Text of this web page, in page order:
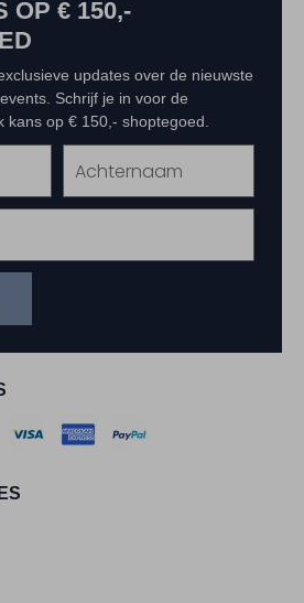
OP € 150,-
updates over de nieuwste
Schrijf je in voor de
kans op € 150,- shoptegoed.